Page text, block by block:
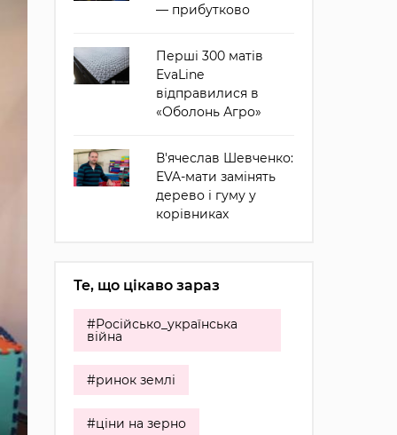
— прибутково
Перші 300 матів
EvaLine
відправилися в
«Оболонь Агро»
В'ячеслав Шевченко:
EVA-мати замінять
дерево і гуму у
корівниках
Те, що цікаво зараз
#Російсько_українська
війна
#ринок землі
#ціни на зерно